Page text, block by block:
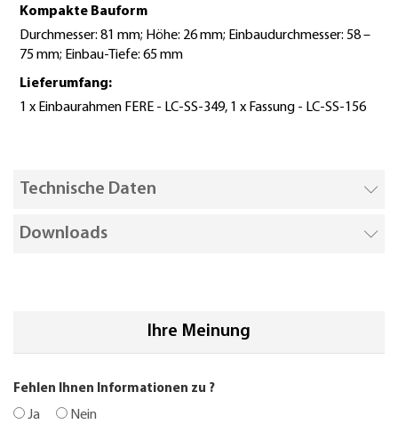
Kompakte Bauform
Durchmesser: 81 mm; Höhe: 26 mm; Einbaudurchmesser: 58 –
75 mm; Einbau-Tiefe: 65 mm
Lieferumfang:
1 x Einbaurahmen FERE - LC-SS-349, 1 x Fassung - LC-SS-156
Technische Daten
Downloads
Ihre Meinung
Fehlen Ihnen Informationen zu ?
Ja Nein